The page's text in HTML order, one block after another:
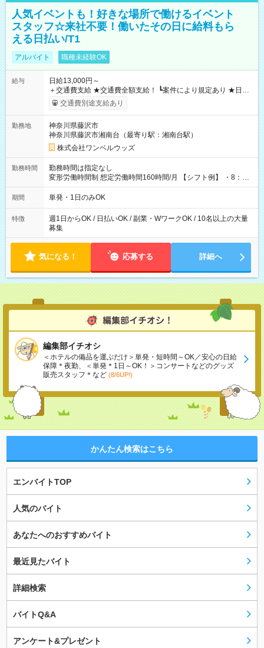
人気イベントも！好きな場所で働けるイベント
スタッフ☆来社不要！働いたその日に給料もら
える日払い/T1
アルバイト 職種未経験OK
給与
日給13,000円～
＋交通費支給 ★交通費全額支給！ ┗案件により規定あり ★日払
いOK！（規定あり） ┗働いたその日に現金GET♪ お仕事後はコ
ンビニATMから 日払い分を引き落とせます！ 【試用期間】試
交通費別途支給あり
勤務地
神奈川県藤沢市
神奈川県藤沢市湘南台（最寄り駅：湘南台駅）
株式会社ワンベルウッズ
勤務時間
勤務時間は指定なし
変形労働時間制 想定労働時間160時間/月 【シフト例】 ・8：00
～21：00
期間 単発・1日のみOK
特徴
週1日からOK / 日払いOK / 副業・WワークOK / 10名以上の大量
募集
気になる！ 応募する 詳細へ
編集部イチオシ
＜ホテルの備品を運ぶだけ＞単発・短時間～OK／安心の日給
保障＊夜勤、＜単発＊1日～OK！＞コンサートなどのグッズ
販売スタッフ＊など (8/6UP!)
かんたん検索はこちら
エンバイトTOP
人気のバイト
あなたへのおすすめバイト
最近見たバイト
詳細検索
バイトQ&A
アンケート&プレゼント